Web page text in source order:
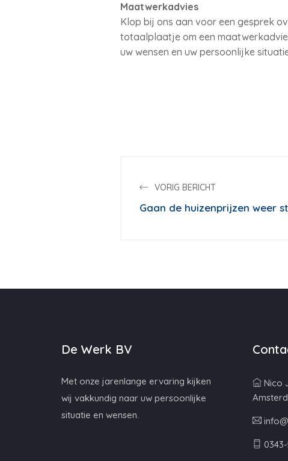
Maatwerkadvies
Klop bij ons aan voor een gesprek
totaalplaatje om een
uw wensen en uw persoonlijke
VORIG BERICHT
Gaan de huizenprijzen weer
De Werk BV
Met onze jarenlange ervaring kijken
wij vakkundig naar uw persoonlijke
situatie en wensen.
Nico